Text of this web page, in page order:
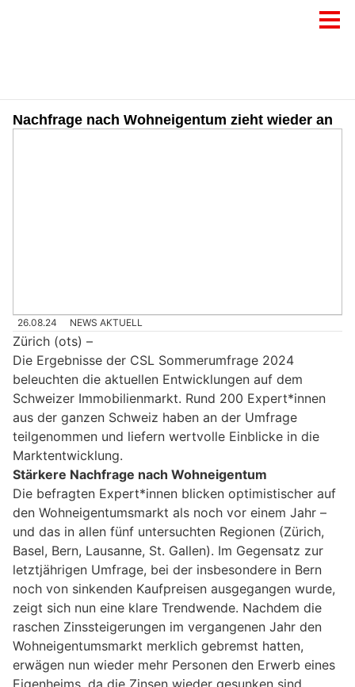
Nachfrage nach Wohneigentum zieht wieder an
26.08.24 NEWS AKTUELL
Zürich (ots) –
Die Ergebnisse der CSL Sommerumfrage 2024
beleuchten die aktuellen Entwicklungen auf dem
Schweizer Immobilienmarkt. Rund 200 Expert*innen
aus der ganzen Schweiz haben an der Umfrage
teilgenommen und liefern wertvolle Einblicke in die
Marktentwicklung.
Stärkere Nachfrage nach Wohneigentum
Die befragten Expert*innen blicken optimistischer auf
den Wohneigentumsmarkt als noch vor einem Jahr –
und das in allen fünf untersuchten Regionen (Zürich,
Basel, Bern, Lausanne, St. Gallen). Im Gegensatz zur
letztjährigen Umfrage, bei der insbesondere in Bern
noch von sinkenden Kaufpreisen ausgegangen wurde,
zeigt sich nun eine klare Trendwende. Nachdem die
raschen Zinssteigerungen im vergangenen Jahr den
Wohneigentumsmarkt merklich gebremst hatten,
erwägen nun wieder mehr Personen den Erwerb eines
Eigenheims, da die Zinsen wieder gesunken sind.